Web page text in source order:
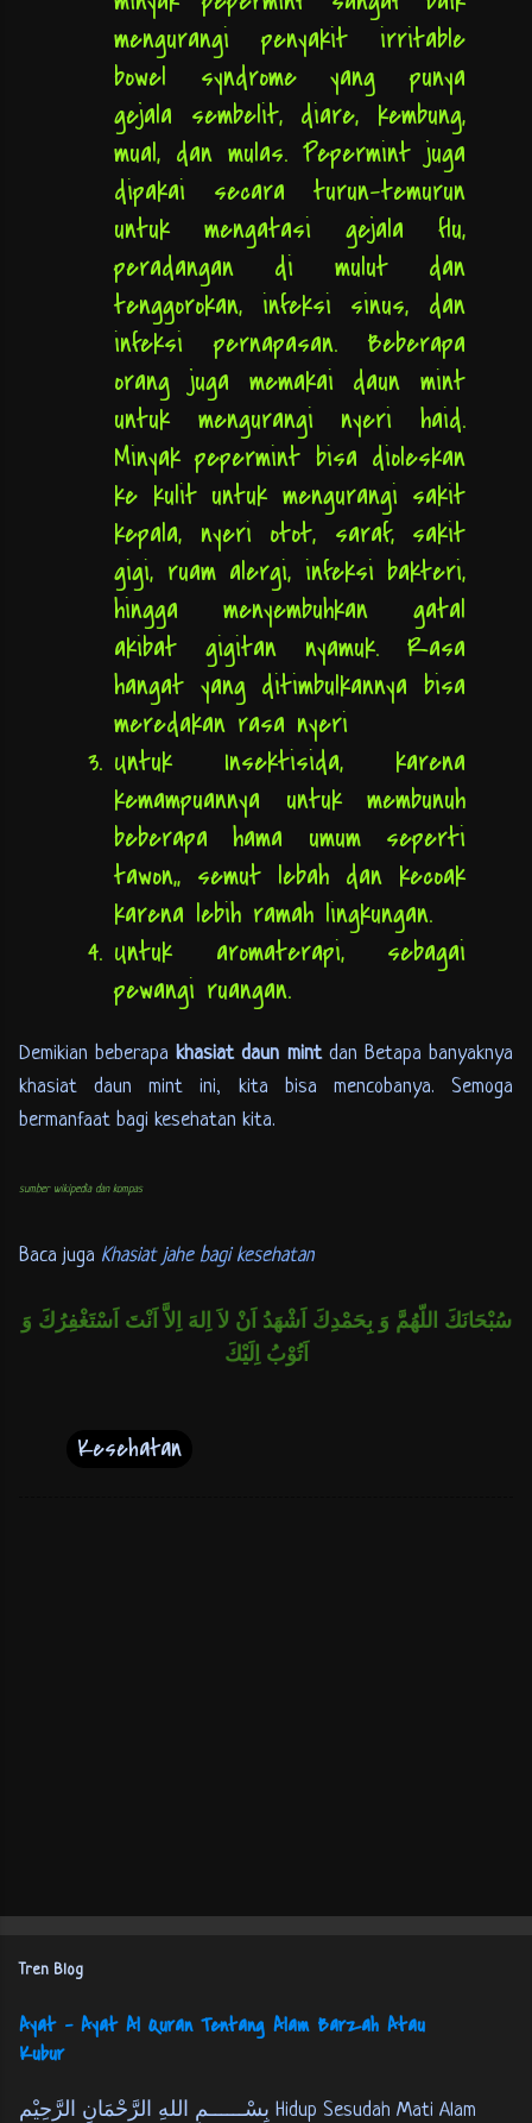
mengurangi penyakit irritable
bowel syndrome yang punya
gejala sembelit, diare, kembung,
mual, dan mulas. Pepermint juga
dipakai secara turun-temurun
untuk mengatasi gejala flu,
peradangan di mulut dan
tenggorokan, infeksi sinus, dan
infeksi pernapasan. Beberapa
orang juga memakai daun mint
untuk mengurangi nyeri haid.
Minyak pepermint bisa dioleskan
ke kulit untuk mengurangi sakit
kepala, nyeri otot, saraf, sakit
gigi, ruam alergi, infeksi bakteri,
hingga menyembuhkan gatal
akibat gigitan nyamuk. Rasa
hangat yang ditimbulkannya bisa
meredakan rasa nyeri
Untuk Insektisida, karena
kemampuannya untuk membunuh
beberapa hama umum seperti
tawon,, semut lebah dan kecoak
karena lebih ramah lingkungan.
Untuk aromaterapi, sebagai
pewangi ruangan.
Demikian beberapakhasiat daun mintdan Betapa banyaknya
khasiat daun mint ini, kita bisa mencobanya. Semoga
bermanfaat bagi kesehatan kita.
sumber wikipedia dan kompas
Baca juga Khasiat jahe bagi kesehatan
سُبْحَانَكَ اللّهُمَّ وَ بِحَمْدِكَ اَشْهَدُ اَنْ لاَ اِلهَ اِلاَّ اَنْتَ اَسْتَغْفِرُكَ وَ
اَتُوْبُ اِلَيْكَ
Kesehatan
Tren Blog
Ayat - Ayat Al Quran Tentang Alam Barzah Atau
Kubur
بِسْــــــمِ اللهِ الرَّحْمَانِ الرَّحِيْم Hidup Sesudah Mati Alam